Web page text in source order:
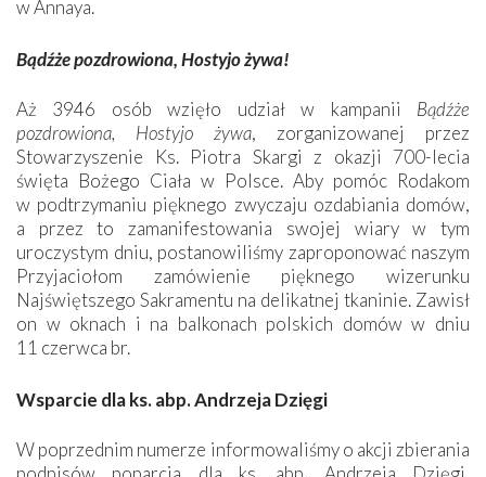
w Annaya.
Bądźże pozdrowiona, Hostyjo żywa!
Aż 3946 osób wzięło udział w kampanii Bądźże
pozdrowiona, Hostyjo żywa, zorganizowanej przez
Stowarzyszenie Ks. Piotra Skargi z okazji 700-lecia
święta Bożego Ciała w Polsce. Aby pomóc Rodakom
w podtrzymaniu pięknego zwyczaju ozdabiania domów,
a przez to zamanifestowania swojej wiary w tym
uroczystym dniu, postanowiliśmy zaproponować naszym
Przyjaciołom zamówienie pięknego wizerunku
Najświętszego Sakramentu na delikatnej tkaninie. Zawisł
on w oknach i na balkonach polskich domów w dniu
11 czerwca br.
Wsparcie dla ks. abp. Andrzeja Dzięgi
Wpoprzednim numerze informowaliśmy o akcji zbierania